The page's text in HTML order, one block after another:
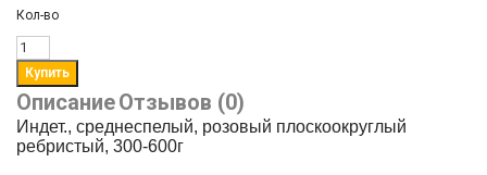
Кол-во
ОписаниеОтзывов (0)
Индет., среднеспелый, розовый плоскоокруглый
ребристый, 300-600г